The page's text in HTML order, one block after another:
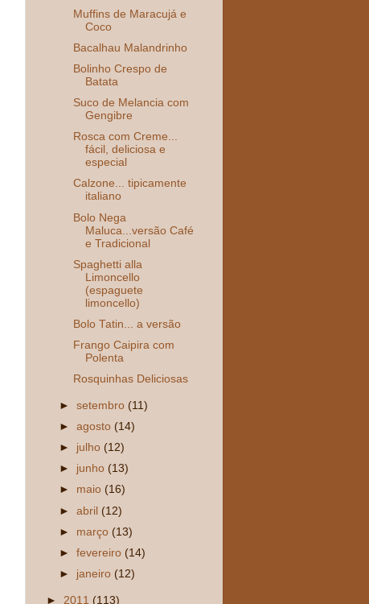
Muffins de Maracujá e
Coco
Bacalhau Malandrinho
Bolinho Crespo de
Batata
Suco de Melancia com
Gengibre
Rosca com Creme...
fácil, deliciosa e
especial
Calzone... tipicamente
italiano
Bolo Nega
Maluca...versão Café
e Tradicional
Spaghetti alla
Limoncello
(espaguete
limoncello)
Bolo Tatin... a versão
Frango Caipira com
Polenta
Rosquinhas Deliciosas
►setembro (11)
►agosto (14)
► julho (12)
► junho (13)
► maio (16)
►abril (12)
► março (13)
►fevereiro (14)
► janeiro (12)
► 2011 (113)